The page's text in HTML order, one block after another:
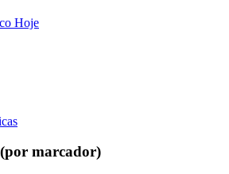
Hoje
marcador)